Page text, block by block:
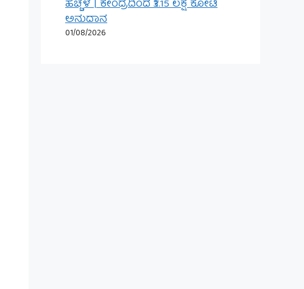
ಹೆಚ್ಚಳ | ಕೇಂದ್ರದಿಂದ ₹3.15 ಲಕ್ಷ ಕೋಟಿ
ಅನುದಾನ
01/08/2026